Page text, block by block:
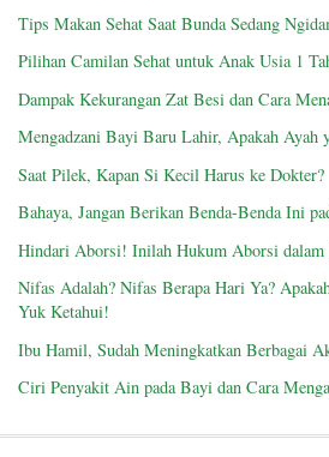
Tips Makan Sehat Saat Bunda Sedang
Pilihan Camilan Sehat untuk Anak Usia 1
Dampak Kekurangan Zat Besi dan Cara
Mengadzani Bayi Baru Lahir, Apakah Ayah
Saat Pilek, Kapan Si Kecil Harus ke Dokter?
Bahaya, Jangan Berikan Benda-Benda Ini
Hindari Aborsi! Inilah Hukum Aborsi dalam
Nifas Adalah? Nifas Berapa Hari Ya?
Yuk Ketahui!
Ibu Hamil, Sudah Meningkatkan Berbagai
Ciri Penyakit Ain pada Bayi dan Cara